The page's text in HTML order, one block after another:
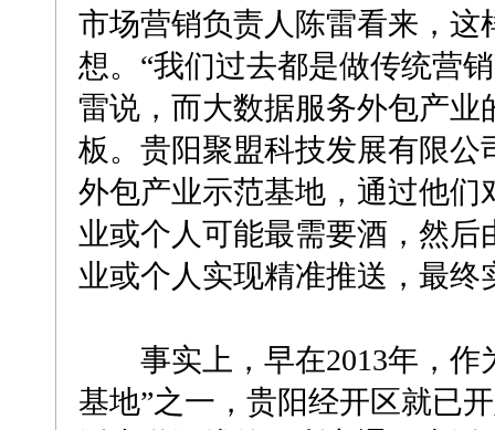
市场营销负责人陈雷看来，
想。“我们过去都是做传统营
雷说，而大数据服务外包产
板。贵阳聚盟科技发展有限
外包产业示范基地，通过他
业或个人可能最需要酒，然
业或个人实现精准推送，最终
事实上，早在2013年，作
基地”之一，贵阳经开区就已